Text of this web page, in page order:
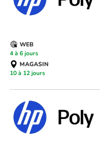
WEB
4 à 6 jours
MAGASIN
10 à 12 jours